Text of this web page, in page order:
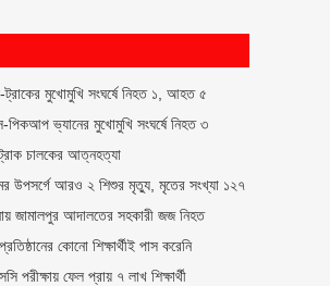
ট্রাকের মুখোমুখি সংঘর্ষে নিহত ১, আহত ৫
পিকআপ ভ্যানের মুখোমুখি সংঘর্ষে নিহত ৩
চালকের আত্নহত্যা
উপসর্গে আরও ২ শিশুর মৃত্যু, মৃতের সংখ্যা ১২৭
জামালপুর আদালতের সহকারী জজ নিহত
কোনো শিক্ষার্থীই পাস করেনি
পরীক্ষায় ফেল প্রায় ৭ লাখ শিক্ষার্থী